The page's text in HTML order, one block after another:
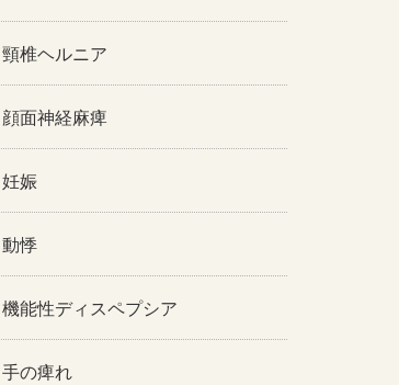
頸椎ヘルニア
顔面神経麻痺
妊娠
動悸
機能性ディスペプシア
手の痺れ